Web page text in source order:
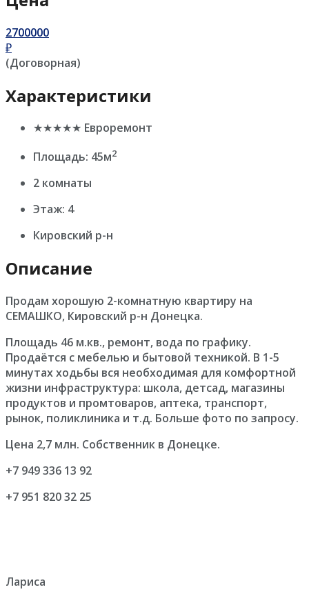
2700000
₽
(Договорная)
Характеристики
★★★★★ Евроремонт
Площадь: 45м2
2 комнаты
Этаж: 4
Кировский р-н
Описание
Продам хорошую 2-комнатную квартиру на
СЕМАШКО, Кировский р-н Донецка.
Площадь 46 м.кв., ремонт, вода по графику.
Продаётся с мебелью и бытовой техникой. В 1-5
минутах ходьбы вся необходимая для комфортной
жизни инфраструктура: школа, детсад, магазины
продуктов и промтоваров, аптека, транспорт,
рынок, поликлиника и т.д. Больше фото по запросу.
Цена 2,7 млн. Собственник в Донецке.
+7 949 336 13 92
+7 951 820 32 25
Лариса